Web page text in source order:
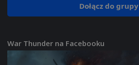
Dołącz do grupy
War Thunder na Facebooku